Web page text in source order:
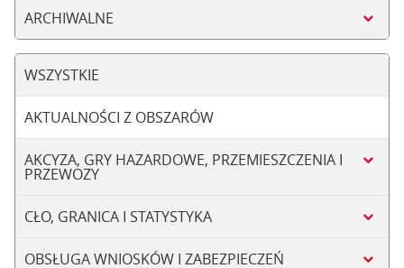
ARCHIWALNE
WSZYSTKIE
AKTUALNOŚCI Z OBSZARÓW
AKCYZA, GRY HAZARDOWE, PRZEMIESZCZENIA I
PRZEWOZY
CŁO, GRANICA I STATYSTYKA
OBSŁUGA WNIOSKÓW I ZABEZPIECZEŃ